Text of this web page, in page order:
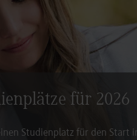
für 2026
Studienplatz für den Start